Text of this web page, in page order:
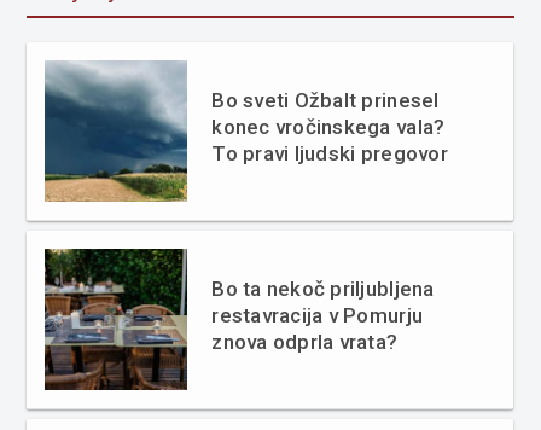
Bo sveti Ožbalt prinesel
konec vročinskega vala?
To pravi ljudski pregovor
Bo ta nekoč priljubljena
restavracija v Pomurju
znova odprla vrata?